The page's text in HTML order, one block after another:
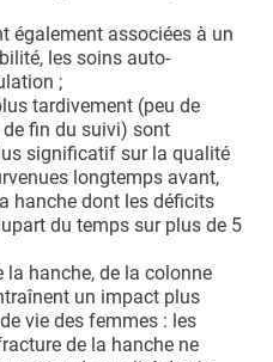
également associées à un
les soins auto-
;
tardivement (peu de
fin du suivi) sont
significatif sur la qualité
longtemps avant,
hanche dont les déficits
du temps sur plus de 5
la hanche, de la colonne
un impact plus
vie des femmes : les
de la hanche ne